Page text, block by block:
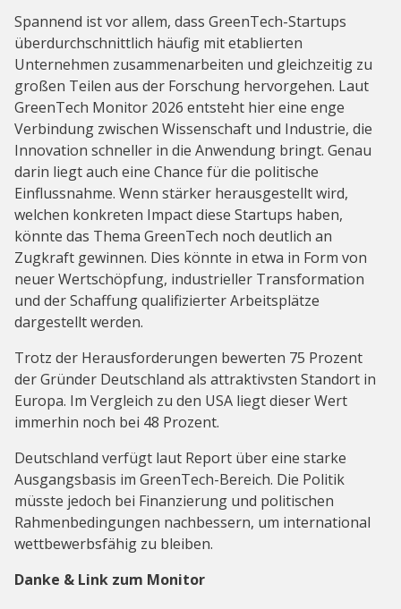
Spannend ist vor allem, dass GreenTech-Startups
überdurchschnittlich häufig mit etablierten
Unternehmen zusammenarbeiten und gleichzeitig zu
großen Teilen aus der Forschung hervorgehen. Laut
GreenTech Monitor 2026 entsteht hier eine enge
Verbindung zwischen Wissenschaft und Industrie, die
Innovation schneller in die Anwendung bringt. Genau
darin liegt auch eine Chance für die politische
Einflussnahme. Wenn stärker herausgestellt wird,
welchen konkreten Impact diese Startups haben,
könnte das Thema GreenTech noch deutlich an
Zugkraft gewinnen. Dies könnte in etwa in Form von
neuer Wertschöpfung, industrieller Transformation
und der Schaffung qualifizierter Arbeitsplätze
dargestellt werden.
Trotz der Herausforderungen bewerten 75 Prozent
der Gründer Deutschland als attraktivsten Standort in
Europa. Im Vergleich zu den USA liegt dieser Wert
immerhin noch bei 48 Prozent.
Deutschland verfügt laut Report über eine starke
Ausgangsbasis im GreenTech-Bereich. Die Politik
müsste jedoch bei Finanzierung und politischen
Rahmenbedingungen nachbessern, um international
wettbewerbsfähig zu bleiben.
Danke & Link zum Monitor